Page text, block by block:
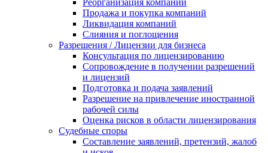
Продажа и покупка компаний
Ликвидация компаний
Слияния и поглощения
Разрешения / Лицензии для бизнеса
Консультация по лицензированию
Сопровождение в получении разрешений
и лицензий
Подготовка и подача заявлений
Разрешение на привлечение иностранной
рабочей силы
Оценка рисков в области лицензирования
Судебные споры
Составление заявлений, претензий, жалоб